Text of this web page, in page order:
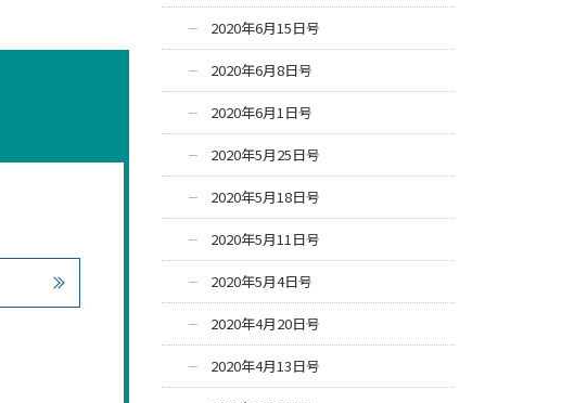
2020年6月15日号
2020年6月8日号
2020年6月1日号
2020年5月25日号
2020年5月18日号
2020年5月11日号
2020年5月4日号
2020年4月20日号
2020年4月13日号